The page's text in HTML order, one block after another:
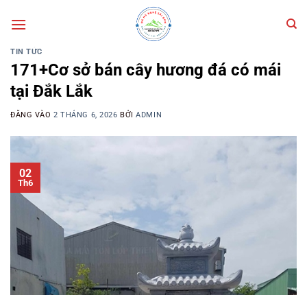
qua
TIN TỨC
171+Cơ sở bán cây hương đá có mái
tại Đắk Lắk
ĐĂNG VÀO2 THÁNG 6, 2026 BỞIADMIN
02
Th6